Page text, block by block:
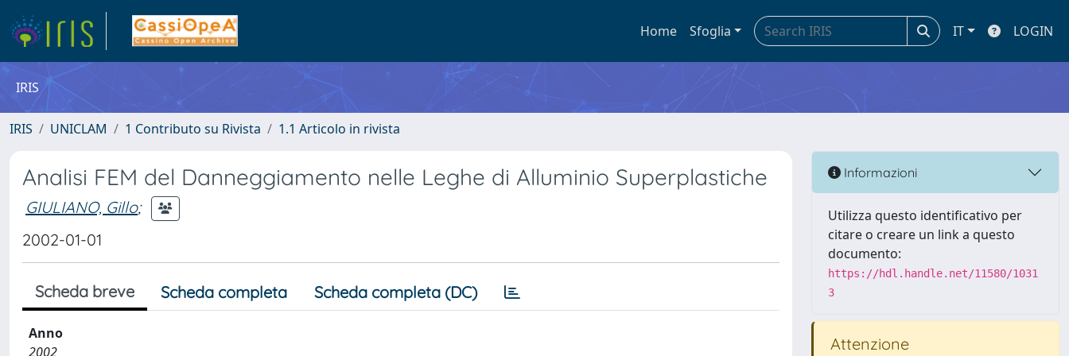
Home Sfoglia IT LOGIN
IRIS
IRIS UNICLAM 1 Contributo su Rivista 1.1 Articolo in rivista
Analisi FEM del Danneggiamento nelle Leghe di Alluminio Superplastiche
GIULIANO, Gillo;
2002-01-01
Scheda breve Scheda completa Scheda completa (DC)
Anno
2002
Informazioni
Utilizza questo identificativo per
citare o creare un link a questo
documento:
https://hdl.handle.net/11580/1031
3
Attenzione